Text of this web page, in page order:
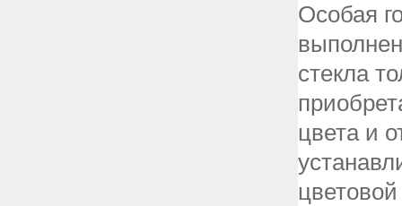
Особая
стекла
цвета и